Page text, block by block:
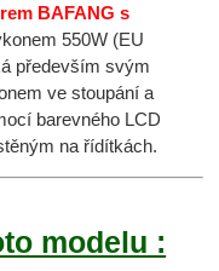
BAFANG s
550W (EU
především svým
ve stoupání a
barevného LCD
na řídítkách.
modelu :